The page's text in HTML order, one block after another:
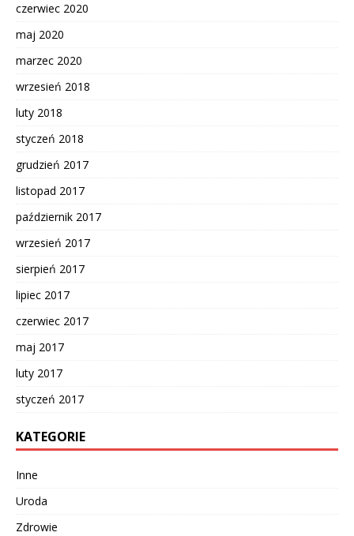
czerwiec 2020
maj 2020
marzec 2020
wrzesień 2018
luty 2018
styczeń 2018
grudzień 2017
listopad 2017
październik 2017
wrzesień 2017
sierpień 2017
lipiec 2017
czerwiec 2017
maj 2017
luty 2017
styczeń 2017
KATEGORIE
Inne
Uroda
Zdrowie